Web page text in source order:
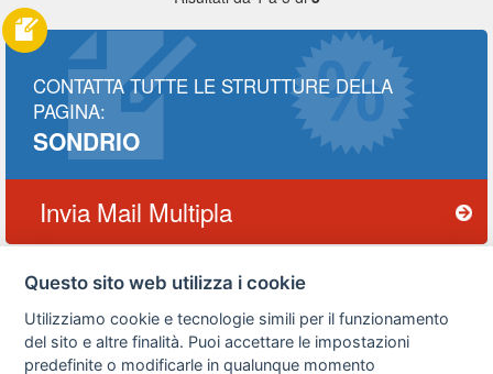
CONTATTA TUTTE LE STRUTTURE DELLA
PAGINA:
SONDRIO
Invia Mail Multipla
Privacy
policy
Avviso
legale
Scrivici
Questo sito web utilizza i cookie
Utilizziamo cookie e tecnologie simili per il funzionamento
del sito e altre finalità. Puoi accettare le impostazioni
predefinite o modificarle in qualunque momento